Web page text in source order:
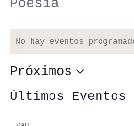
Poesía
No hay eventos
Próximos
Selecciona
Últimos Eventos